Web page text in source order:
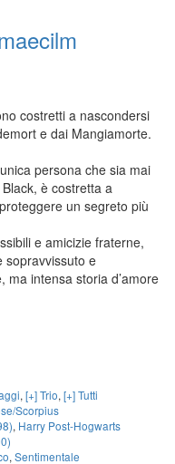
costretti a nascondersi
e dai Mangiamorte.
persona che sia mai
è costretta a
un segreto più
e amicizie fraterne,
sopravvissuto e
ma intensa storia d’amore
, [+] Trio, [+] Tutti
Scorpius
, Harry Post-Hogwarts
, Sentimentale